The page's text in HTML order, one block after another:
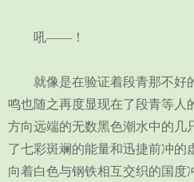
吼——！
就像是在验证着段青那不好
鸣也随之再度显现在了段青等人
方向远端的无数黑色潮水中的几
了七彩斑斓的能量和迅捷前冲的
向着白色与钢铁相互交织的国度